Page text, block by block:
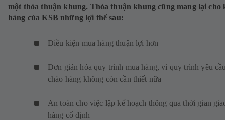
một thỏa thuận khung. Thỏa thuận khung cũng mang lại cho
hàng của KSB những lợi thế sau:
Điều kiện mua hàng thuận lợi hơn
Đơn giản hóa quy trình mua hàng, vì quy trình yêu
chào hàng không còn cần thiết nữa
An toàn cho việc lập kế hoạch thông qua thời gian
hàng cố định